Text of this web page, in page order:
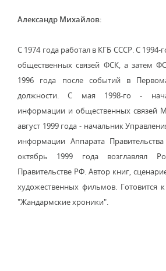
Александр Михайлов:
С 1974 года работал в КГБ СССР. С 1994-
общественных связей ФСК, а затем
1996 года после событий в
должности. С мая 1998-го -
информации и общественных связей
август 1999 года - начальник
информации Аппарата
октябрь 1999 года возглавлял
Правительстве РФ. Автор книг,
художественных фильмов. Готовится
"Жандармские хроники".